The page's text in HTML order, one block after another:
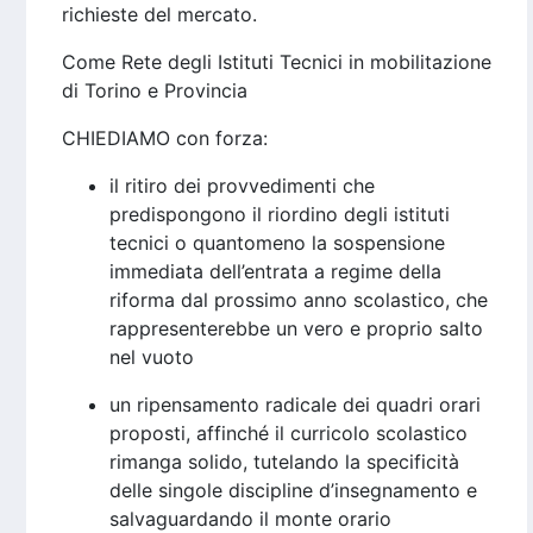
richieste del mercato.
Come Rete degli Istituti Tecnici in mobilitazione
di Torino e Provincia
CHIEDIAMO con forza:
il ritiro dei provvedimenti che
predispongono il riordino degli istituti
tecnici o quantomeno la sospensione
immediata dell’entrata a regime della
riforma dal prossimo anno scolastico, che
rappresenterebbe un vero e proprio salto
nel vuoto
un ripensamento radicale dei quadri orari
proposti, affinché il curricolo scolastico
rimanga solido, tutelando la specificità
delle singole discipline d’insegnamento e
salvaguardando il monte orario